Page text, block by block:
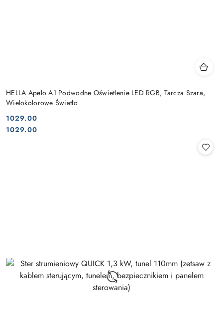
HELLA Apelo A1 Podwodne Oświetlenie LED RGB, Tarcza Szara,
Wielokolorowe Światło
Cena:
1029.00
Cena:
1029.00